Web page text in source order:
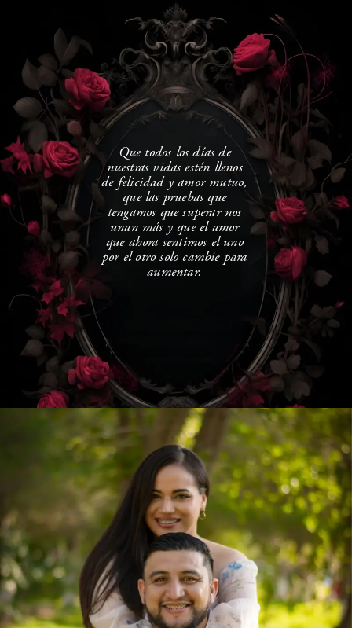
Que todos los días de
nuestras vidas estén llenos
de felicidad y amor mutuo,
que las pruebas que
tengamos que superar nos
unan más y que el amor
que ahora sentimos el uno
por el otro solo cambie para
aumentar.